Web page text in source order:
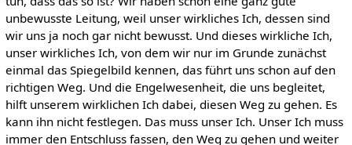
unbewusste Leitung, weil unser wirkliches Ich, dessen sind
wir uns ja noch gar nicht bewusst. Und dieses wirkliche Ich,
unser wirkliches Ich, von dem wir nur im Grunde zunächst
einmal das Spiegelbild kennen, das führt uns schon auf den
richtigen Weg. Und die Engelwesenheit, die uns begleitet,
hilft unserem wirklichen Ich dabei, diesen Weg zu gehen. Es
kann ihn nicht festlegen. Das muss unser Ich. Unser Ich muss
immer den Entschluss fassen, den Weg zu gehen und weiter